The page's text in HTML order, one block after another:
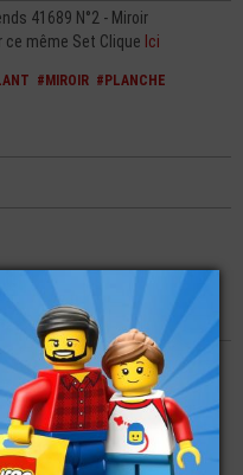
41689 N°2 - Miroir
ce même Set Clique Ici
#MIROIR #PLANCHE
suivants
-
LEGO®
AUTOCOLLANT -